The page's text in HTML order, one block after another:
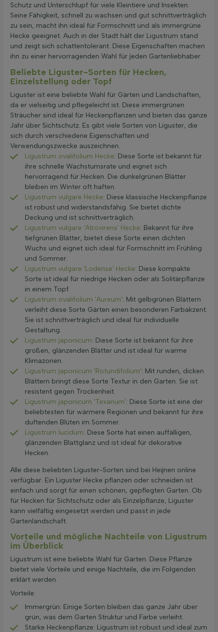
Schutz und Unterschlupf für viele Kleintiere und Insekten.
Seine Fähigkeit, schnell zu wachsen und gut schnittverträglich
zu sein, macht ihn ideal für Formschnitt und als immergrüne
Hecke geeignet. Auch in der Stadt hält der Ligustrum stand
und zeigt sich schattentolerant. Diese Eigenschaften machen
ihn zu einer hervorragenden Wahl für jeden Gartenliebhaber.
Beliebte Liguster-Sorten für Hecken,
Einzelstellung oder Topf
Liguster ist eine beliebte Wahl für Gärten und Landschaften,
da er vielseitig und pflegeleicht ist. Diese immergrünen
Sträucher sind ideal für Heckenpflanzen und bieten das ganze
Jahr über Sichtschutz. Es gibt viele Sorten von Liguster, die
sich durch verschiedene Eigenschaften und
Verwendungszwecke auszeichnen.
Ligustrum ovalifolium Hecke: Diese Sorte ist bekannt für
ihre schnelle Wachstumsrate und eignet sich
hervorragend für Hecken. Die dunkelgrünen Blätter
bleiben im Winter oft haften.
Ligustrum vulgare Hecke: Diese klassische Heckenpflanze
ist robust und widerstandsfähig. Sie bietet dichte
Deckung und ist schnittverträglich.
Ligustrum vulgare 'Atrovirens' Hecke: Bekannt für ihre
tiefgrünen Blätter, bietet diese Sorte einen dichten
Wuchs und eignet sich ideal für Formschnitt im Frühling
und Sommer.
Ligustrum vulgare 'Lodense' Hecke: Diese kompakte
Sorte ist ideal für niedrige Hecken oder als Solitärpflanze
in einem Topf.
Ligustrum ovalifolium 'Aureum': Mit gelbgrünen Blättern
verleiht diese Sorte Gärten einen besonderen Farbakzent.
Sie ist schnittverträglich und ideal für individuelle
Gestaltung.
Ligustrum japonicum: Diese Sorte ist bekannt für ihre
großen, glänzenden Blätter und ist ideal für warme
Klimazonen.
Ligustrum japonicum 'Rotundifolium': Mit runden, dicken
Blättern bringt diese Sorte Textur in den Garten. Sie ist
resistent gegen Trockenheit.
Ligustrum japonicum 'Texanum': Diese Sorte ist eine der
beliebtesten für wärmere Regionen und bekannt für ihre
duftenden Blüten im Sommer.
Ligustrum lucidum: Diese Sorte hat einen auffälligen,
glänzenden Blattglanz und ist ideal für dekorative
Hecken.
Alle diese beliebten Liguster-Sorten sind bei Heijnen online
verfügbar. Ein Liguster Hecke pflanzen oder schneiden ist
einfach und sorgt für einen schönen, gepflegten Garten. Ob
für Hecken für Sichtschutz oder als Einzelpflanze, Liguster
kann vielfältig eingesetzt werden und passt in jede
Gartenlandschaft.
Vorteile und mögliche Nachteile von Ligustrum
im Überblick
Ligustrum ist eine beliebte Wahl für Gärten. Diese Pflanze
bietet viele Vorteile und einige Nachteile, die im Folgenden
erklärt werden.
Vorteile:
Immergrün: Einige Sorten bleiben das ganze Jahr über
grün, was dem Garten Struktur und Farbe verleiht.
Starke Heckenpflanze: Ligustrum ist robust und ideal zum